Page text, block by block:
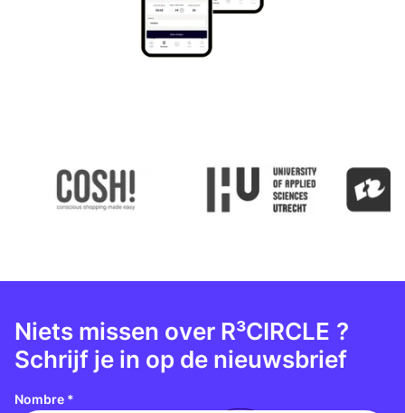
Niets missen over R³CIRCLE ?
Schrijf je in op de nieuwsbrief
Nombre *